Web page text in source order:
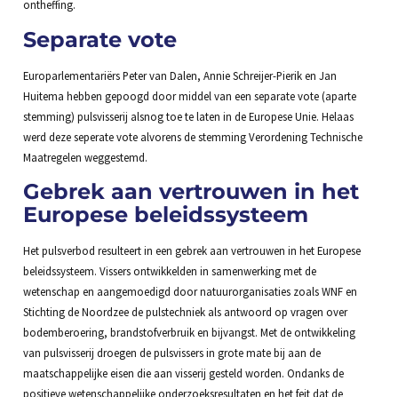
ontheffing.
Separate vote
Europarlementariërs Peter van Dalen, Annie Schreijer-Pierik en Jan
Huitema hebben gepoogd door middel van een separate vote (aparte
stemming) pulsvisserij alsnog toe te laten in de Europese Unie. Helaas
werd deze seperate vote alvorens de stemming Verordening Technische
Maatregelen weggestemd.
Gebrek aan vertrouwen in het
Europese beleidssysteem
Het pulsverbod resulteert in een gebrek aan vertrouwen in het Europese
beleidssysteem. Vissers ontwikkelden in samenwerking met de
wetenschap en aangemoedigd door natuurorganisaties zoals WNF en
Stichting de Noordzee de pulstechniek als antwoord op vragen over
bodemberoering, brandstofverbruik en bijvangst. Met de ontwikkeling
van pulsvisserij droegen de pulsvissers in grote mate bij aan de
maatschappelijke eisen die aan visserij gesteld worden. Ondanks de
positieve wetenschappelijke onderzoeksresultaten en het feit dat de